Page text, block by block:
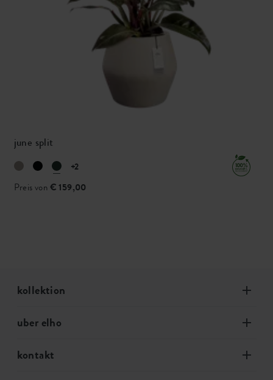
june split
+2
Preis von € 159,00
kollektion
uber elho
kontakt